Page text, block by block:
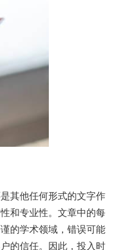
其他任何形式的文字作
和专业性。文章中的每
的学术领域，错误可能
的信任。因此，投入时